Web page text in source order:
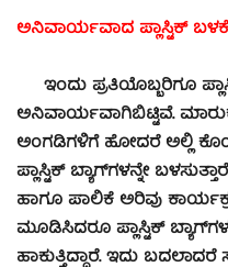
ಅನಿವಾರ್ಯವಾದ ಪ್ಲಾಸ್ಟಿಕ್ ಬಳಕೆ
ಇಂದು ಪ್ರತಿಯೊಬ್ಬರಿಗೂ
ಅನಿವಾರ್ಯವಾಗಿಬಿಟ್ಟಿವೆ.
ಅಂಗಡಿಗಳಿಗೆ ಹೋದರೆ ಅಲ್ಲಿ
ಪ್ಲಾಸ್ಟಿಕ್ ಬ್ಯಾಗ್‍ಗಳನ್ನೇ
ಹಾಗೂ ಪಾಲಿಕೆ ಅರಿವು
ಮೂಡಿಸಿದರೂ ಪ್ಲಾಸ್ಟಿಕ್
ಹಾಕುತ್ತಿದ್ದಾರೆ. ಇದು